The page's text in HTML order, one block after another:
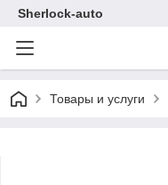
Sherlock-auto
Товары и услуги